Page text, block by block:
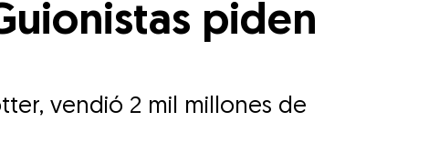
piden
vendió 2 mil millones de